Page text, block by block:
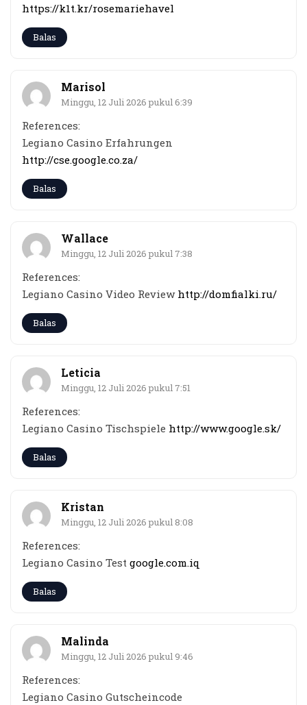
https://k1t.kr/rosemariehavel
Balas
Marisol
Minggu, 12 Juli 2026 pukul 6:39
References:
Legiano Casino Erfahrungen
http://cse.google.co.za/
Balas
Wallace
Minggu, 12 Juli 2026 pukul 7:38
References:
Legiano Casino Video Review http://domfialki.ru/
Balas
Leticia
Minggu, 12 Juli 2026 pukul 7:51
References:
Legiano Casino Tischspiele http://www.google.sk/
Balas
Kristan
Minggu, 12 Juli 2026 pukul 8:08
References:
Legiano Casino Test google.com.iq
Balas
Malinda
Minggu, 12 Juli 2026 pukul 9:46
References:
Legiano Casino Gutscheincode